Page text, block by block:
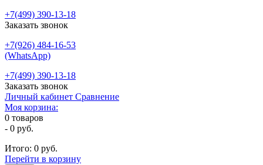
+7(499) 390-13-18
Заказать звонок
+7(926) 484-16-53
(WhatsApp)
+7(499) 390-13-18
Заказать звонок
Личный кабинет Сравнение
Моя корзина:
0 товаров
- 0 руб.
Итого: 0 руб.
Перейти в корзину